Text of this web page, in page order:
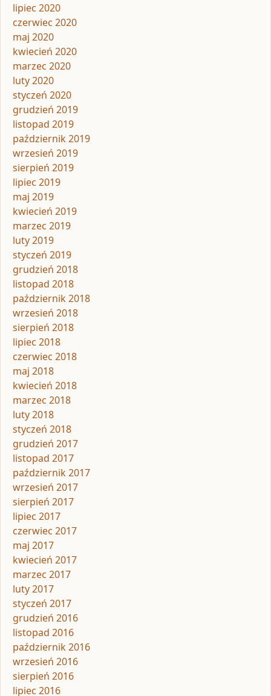
lipiec 2020
czerwiec 2020
maj 2020
kwiecień 2020
marzec 2020
luty 2020
styczeń 2020
grudzień 2019
listopad 2019
październik 2019
wrzesień 2019
sierpień 2019
lipiec 2019
maj 2019
kwiecień 2019
marzec 2019
luty 2019
styczeń 2019
grudzień 2018
listopad 2018
październik 2018
wrzesień 2018
sierpień 2018
lipiec 2018
czerwiec 2018
maj 2018
kwiecień 2018
marzec 2018
luty 2018
styczeń 2018
grudzień 2017
listopad 2017
październik 2017
wrzesień 2017
sierpień 2017
lipiec 2017
czerwiec 2017
maj 2017
kwiecień 2017
marzec 2017
luty 2017
styczeń 2017
grudzień 2016
listopad 2016
październik 2016
wrzesień 2016
sierpień 2016
lipiec 2016